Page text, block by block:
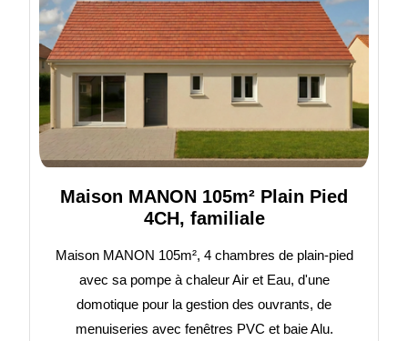
Maison MANON 105m² Plain Pied
4CH, familiale
Maison MANON 105m², 4 chambres de plain-pied
avec sa pompe à chaleur Air et Eau, d'une
domotique pour la gestion des ouvrants, de
menuiseries avec fenêtres PVC et baie Alu.